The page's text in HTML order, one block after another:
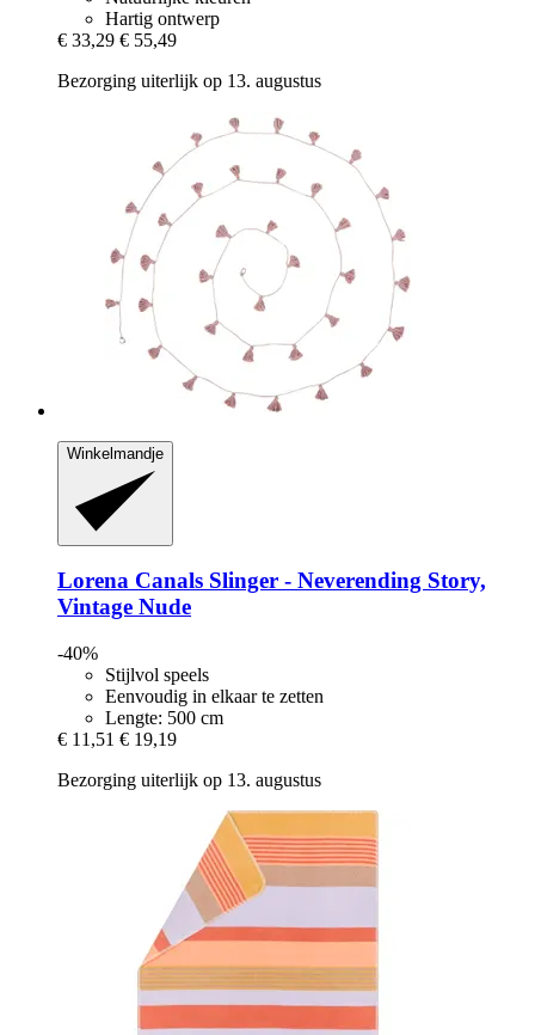
Hartig ontwerp
€ 33,29 € 55,49
Bezorging uiterlijk op 13. augustus
Winkelmandje
Lorena Canals Slinger -​ Neverending Story,
Vintage Nude
-40%
Stijlvol speels
Eenvoudig in elkaar te zetten
Lengte: 500 cm
€ 11,51 € 19,19
Bezorging uiterlijk op 13. augustus